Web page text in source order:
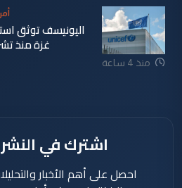
منذ 4 ساعة
غزة منذ
اشترك في
احصل على أهم الأخبار